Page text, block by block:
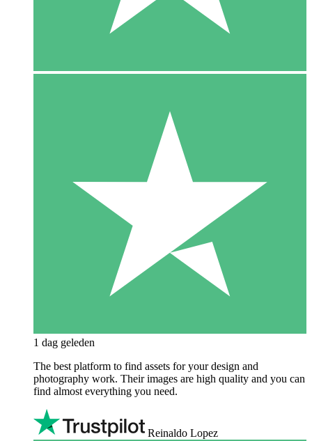
1 dag geleden
The best platform to find assets for your design and
photography work. Their images are high quality and you can
find almost everything you need.
Reinaldo Lopez